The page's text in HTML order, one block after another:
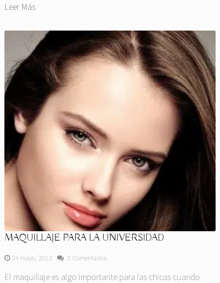
Leer Más
MAQUILLAJE PARA LA UNIVERSIDAD
24 mayo, 2013 0 Comentarios
El maquillaje es algo importante para las chicas cuando